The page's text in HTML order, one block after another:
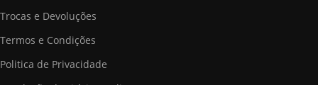
Trocas e Devoluções
Termos e Condições
Politica de Privacidade